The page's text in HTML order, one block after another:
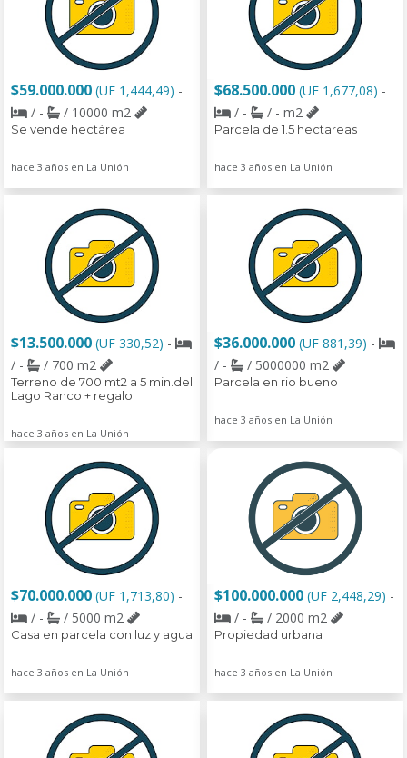
$59.000.000 (UF 1,444,49) -
/ -
/ 10000 m2
Se vende hectárea
hace 3 años en La Unión
$68.500.000 (UF 1,677,08) -
/ -
/ - m2
Parcela de 1.5 hectareas
hace 3 años en La Unión
$13.500.000 (UF 330,52) -
/ -
/ 700 m2
Terreno de 700 mt2 a 5 min.del
Lago Ranco + regalo
hace 3 años en La Unión
$36.000.000 (UF 881,39) -
/ -
/ 5000000 m2
Parcela en rio bueno
hace 3 años en La Unión
$70.000.000 (UF 1,713,80) -
/ -
/ 5000 m2
Casa en parcela con luz y agua
hace 3 años en La Unión
$100.000.000 (UF 2,448,29) -
/ -
/ 2000 m2
Propiedad urbana
hace 3 años en La Unión